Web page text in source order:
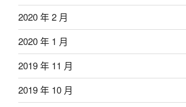
2020 年 2 月
2020 年 1 月
2019 年 11 月
2019 年 10 月